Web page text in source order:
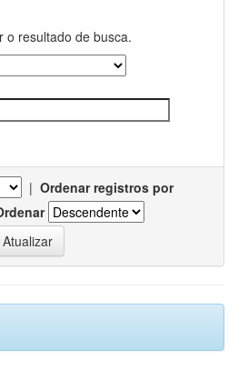
o resultado de busca.
| Ordenar registros por